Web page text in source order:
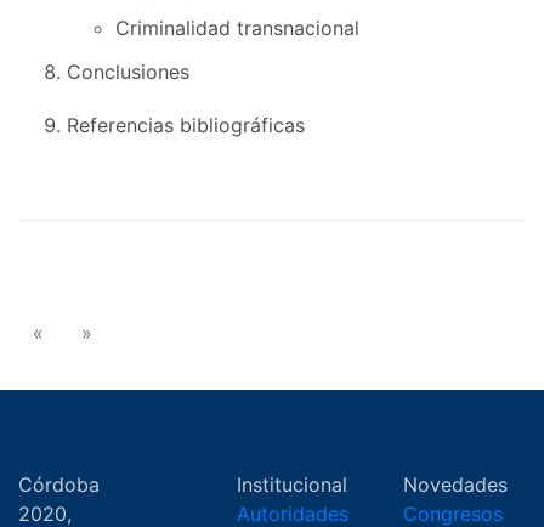
Criminalidad transnacional
Conclusiones
Referencias bibliográficas
« »
Córdoba
2020,
Institucional
Autoridades
Novedades
Congresos